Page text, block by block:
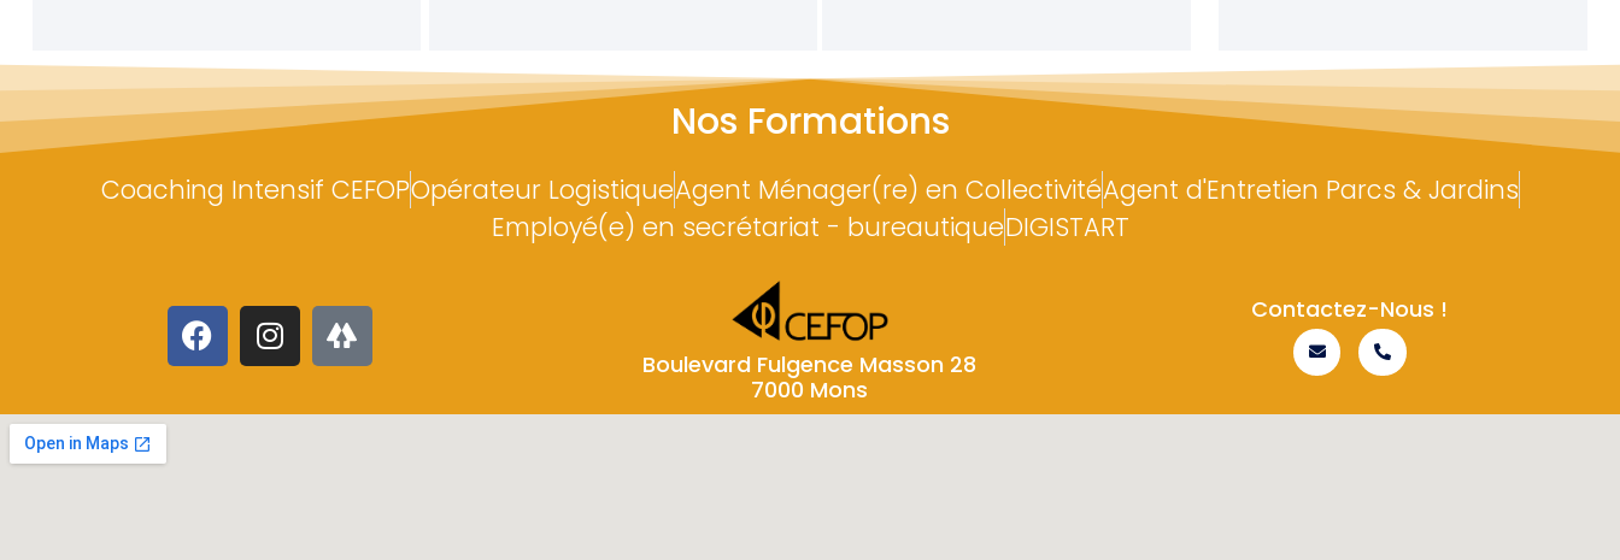
Nos Formations
Coaching Intensif CEFOPOpérateur LogistiqueAgent Ménager(re) en CollectivitéAgent d'Entretien Parcs & Jardins
Employé(e) en secrétariat - bureautiqueDIGISTART
Boulevard Fulgence Masson 28
7000 Mons
Contactez-Nous !